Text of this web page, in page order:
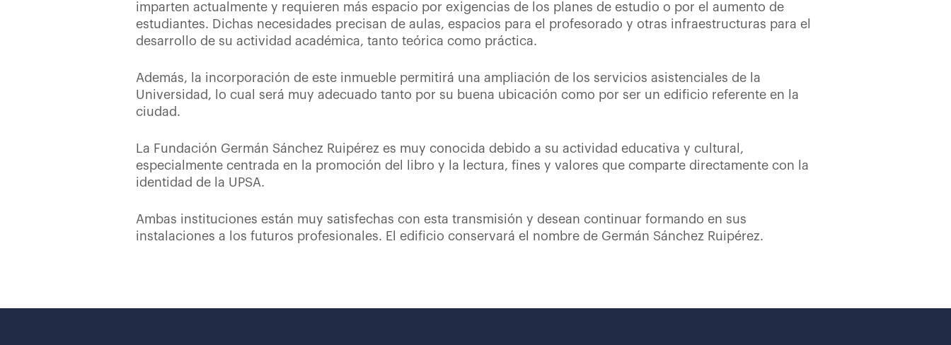
imparten actualmente y requieren más espacio por exigencias de los planes de estudio o por el aumento de
estudiantes. Dichas necesidades precisan de aulas, espacios para el profesorado y otras infraestructuras para el
desarrollo de su actividad académica, tanto teórica como práctica.
Además, la incorporación de este inmueble permitirá una ampliación de los servicios asistenciales de la
Universidad, lo cual será muy adecuado tanto por su buena ubicación como por ser un edificio referente en la
ciudad.
La Fundación Germán Sánchez Ruipérez es muy conocida debido a su actividad educativa y cultural,
especialmente centrada en la promoción del libro y la lectura, fines y valores que comparte directamente con la
identidad de la UPSA.
Ambas instituciones están muy satisfechas con esta transmisión y desean continuar formando en sus
instalaciones a los futuros profesionales. El edificio conservará el nombre de Germán Sánchez Ruipérez.